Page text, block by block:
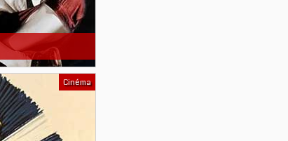
Cinéma